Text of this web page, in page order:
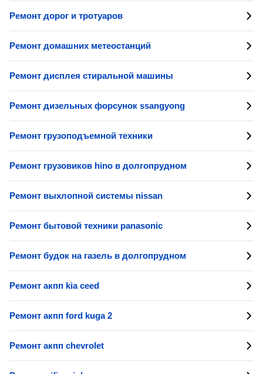
Ремонт дорог и тротуаров
Ремонт домашних метеостанций
Ремонт дисплея стиральной машины
Ремонт дизельных форсунок ssangyong
Ремонт грузоподъемной техники
Ремонт грузовиков hino в долгопрудном
Ремонт выхлопной системы nissan
Ремонт бытовой техники panasonic
Ремонт будок на газель в долгопрудном
Ремонт акпп kia ceed
Ремонт акпп ford kuga 2
Ремонт акпп chevrolet